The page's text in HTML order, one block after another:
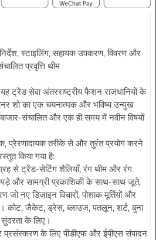
स्टाइलिंग, सहायक उपकरण, विवरण और
प्रवृत्ति थीम
ट्रेंड सेवा अंतरराष्ट्रीय फैशन राजधानियों के
शो का एक चयनात्मक और भविष्य उन्मुख
संचालित और एक ही समय में नवीन विषयों
प्रेरणादायक तरीके से और तुरंत प्रयोग करने
किया गया है:
से ट्रेंड-सेटिंग शैलियाँ, रंग थीम और रंग
और सामग्री प्रकाशिकी के साथ-साथ जूते,
नए डिजाइन विचारों, पोशाक मूर्तियों और
कोट, जैकेट, ड्रेस, ब्लाउज, पतलून, शर्ट, बुना
के लिए।
के लिए पीडीएफ और ईपीएस संपादन